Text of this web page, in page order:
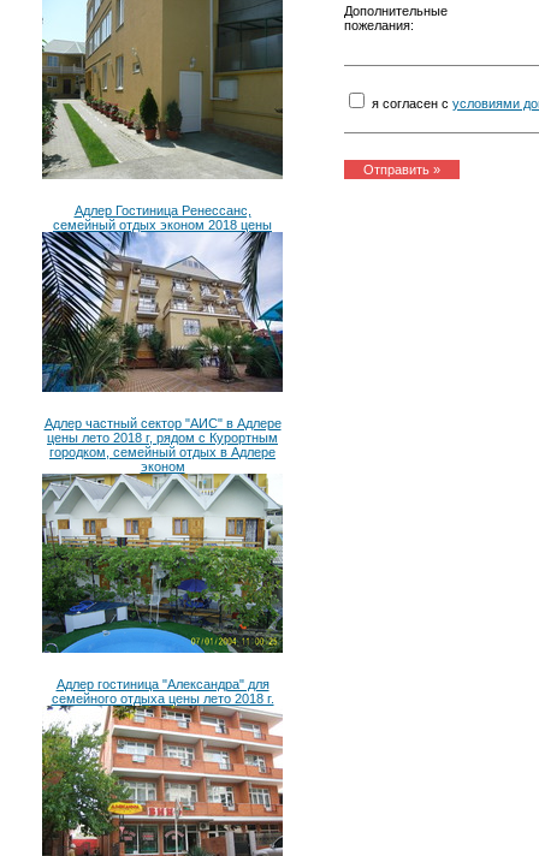
Адлер Гостиница Ренессанс,
семейный отдых эконом 2018 цены
Адлер частный сектор "АИС" в Адлере
цены лето 2018 г, рядом с Курортным
городком, семейный отдых в Адлере
эконом
Адлер гостиница "Александра" для
семейного отдыха цены лето 2018 г.
Дополнительные
пожелания:
я согласен с условиями